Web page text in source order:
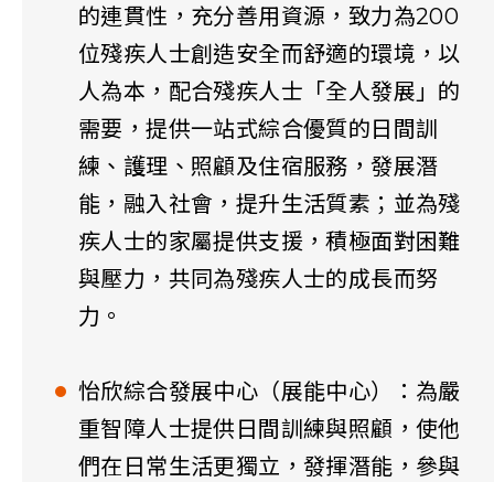
的連貫性，充分善用資源，致力為200
位殘疾人士創造安全而舒適的環境，以
人為本，配合殘疾人士「全人發展」的
需要，提供一站式綜合優質的日間訓
練、護理、照顧及住宿服務，發展潛
能，融入社會，提升生活質素；並為殘
疾人士的家屬提供支援，積極面對困難
與壓力，共同為殘疾人士的成長而努
力。
怡欣綜合發展中心（展能中心）：為嚴
重智障人士提供日間訓練與照顧，使他
們在日常生活更獨立，發揮潛能，參與